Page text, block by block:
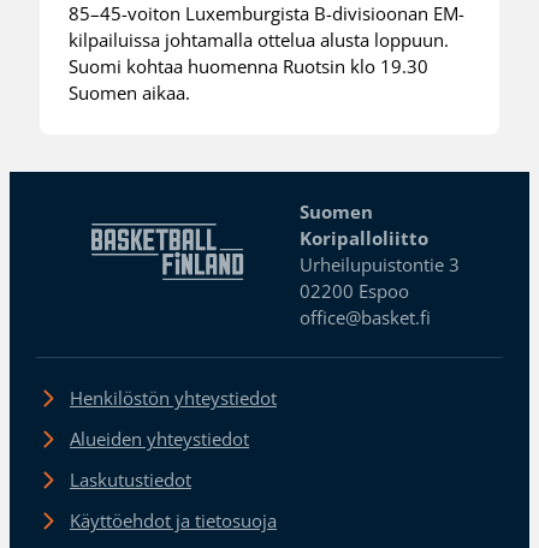
85–45-voiton Luxemburgista B-divisioonan EM-
kilpailuissa johtamalla ottelua alusta loppuun.
Suomi kohtaa huomenna Ruotsin klo 19.30
Suomen aikaa.
Suomen
Koripalloliitto
Urheilupuistontie 3
02200 Espoo
office@basket.fi
Henkilöstön yhteystiedot
Alueiden yhteystiedot
Laskutustiedot
Käyttöehdot ja tietosuoja